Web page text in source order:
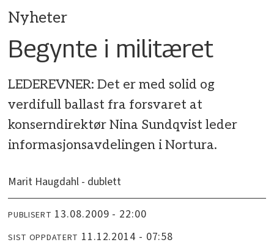
Nyheter
Begynte i militæret
LEDEREVNER: Det er med solid og
verdifull ballast fra forsvaret at
konserndirektør Nina Sundqvist leder
informasjonsavdelingen i Nortura.
Marit Haugdahl - dublett
PUBLISERT 13.08.2009 - 22:00
SIST OPPDATERT 11.12.2014 - 07:58